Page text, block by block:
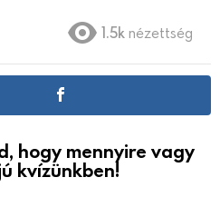
1.5k nézettség
hogy mennyire vagy
kvízünkben!